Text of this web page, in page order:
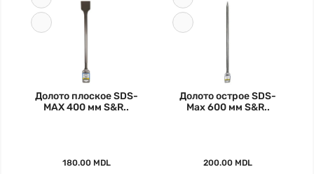
Долото плоское SDS-
MAX 400 мм S&R..
180.00 MDL
Долото острое SDS-
Max 600 мм S&R..
200.00 MDL